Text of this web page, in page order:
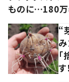
ものに…180万表
“
す